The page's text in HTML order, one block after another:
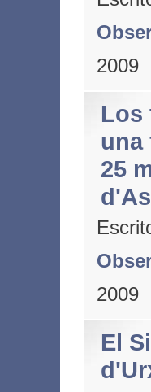
2009
Los
una
25
2009
El